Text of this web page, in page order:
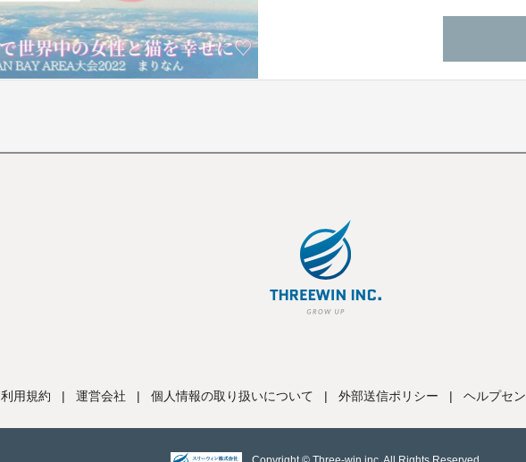
利用規約 | 運営会社 | 個人情報の取り扱いについて | 外部送信ポリシー | ヘルプセ